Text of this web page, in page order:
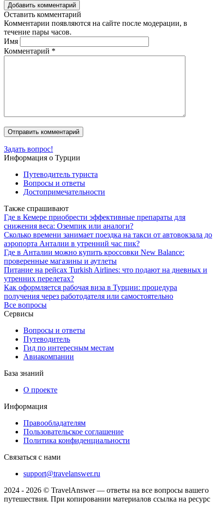
Добавить комментарий
Оставить комментарий
Комментарии появляются на сайте после модерации, в
течение пары часов.
Имя
Комментарий *
Задать вопрос!
Информация о Турции
Путеводитель туриста
Вопросы и ответы
Достопримечательности
Также спрашивают
Где в Кемере приобрести эффективные препараты для
снижения веса: Оземпик или аналоги?
Сколько времени занимает поездка на такси от автовокзала до
аэропорта Анталии в утренний час пик?
Где в Анталии можно купить кроссовки New Balance:
проверенные магазины и аутлеты
Питание на рейсах Turkish Airlines: что подают на дневных и
утренних перелетах?
Как оформляется рабочая виза в Турции: процедура
получения через работодателя или самостоятельно
Все вопросы
Сервисы
Вопросы и ответы
Путеводитель
Гид по интересным местам
Авиакомпании
База знаний
О проекте
Информация
Правообладателям
Пользовательское соглашение
Политика конфиденциальности
Связаться с нами
support@travelanswer.ru
2024 - 2026 © TravelAnswer — ответы на все вопросы вашего
путешествия. При копировании материалов ссылка на ресурс